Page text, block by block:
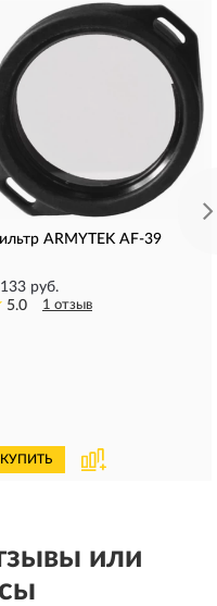
ARMYTEK AF-39
руб.
5.0
1 отзыв
КУПИТЬ
или